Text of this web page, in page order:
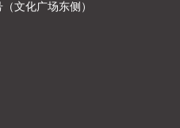
文化广场东侧）